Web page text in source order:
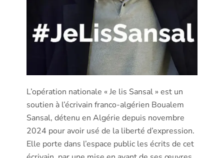
L’opération nationale « Je lis Sansal » est un
soutien à l’écrivain franco-algérien Boualem
Sansal, détenu en Algérie depuis novembre
2024 pour avoir usé de la liberté d’expression.
Elle porte dans l’espace public les écrits de cet